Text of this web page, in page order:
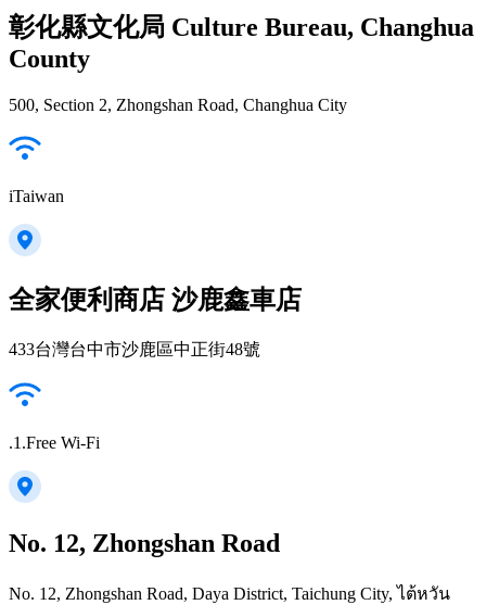
彰化縣文化局 Culture Bureau, Changhua
County
500, Section 2, Zhongshan Road, Changhua City
iTaiwan
全家便利商店 沙鹿鑫車店
433台灣台中市沙鹿區中正街48號
.1.Free Wi-Fi
No. 12, Zhongshan Road
No. 12, Zhongshan Road, Daya District, Taichung City, ไต้หวัน